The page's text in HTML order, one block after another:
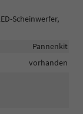
Scheinwerfer,
Pannenkit
vorhanden